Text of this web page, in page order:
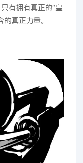
有拥有真正的“皇
真正力量。